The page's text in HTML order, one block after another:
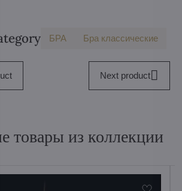
БPA Бра классические
Next product
товары из коллекции